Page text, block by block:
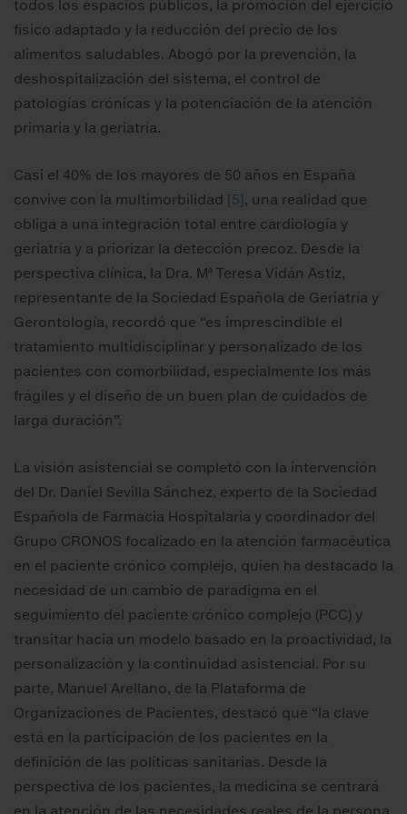
todos los espacios públicos, la promoción del ejercicio
físico adaptado y la reducción del precio de los
alimentos saludables. Abogó por la prevención, la
deshospitalización del sistema, el control de
patologías crónicas y la potenciación de la atención
primaria y la geriatría.
Casi el 40% de los mayores de 50 años en España
convive con la multimorbilidad [5] , una realidad que
obliga a una integración total entre cardiología y
geriatría y a priorizar la detección precoz. Desde la
perspectiva clínica, la Dra. Mª Teresa Vidán Astiz,
representante de la Sociedad Española de Geriatría y
Gerontología, recordó que “es imprescindible el
tratamiento multidisciplinar y personalizado de los
pacientes con comorbilidad, especialmente los más
frágiles y el diseño de un buen plan de cuidados de
larga duración”.
La visión asistencial se completó con la intervención
del Dr. Daniel Sevilla Sánchez, experto de la Sociedad
Española de Farmacia Hospitalaria y coordinador del
Grupo CRONOS focalizado en la atención farmacéutica
en el paciente crónico complejo, quien ha destacado la
necesidad de un cambio de paradigma en el
seguimiento del paciente crónico complejo (PCC) y
transitar hacia un modelo basado en la proactividad, la
personalización y la continuidad asistencial. Por su
parte, Manuel Arellano, de la Plataforma de
Organizaciones de Pacientes, destacó que “la clave
está en la participación de los pacientes en la
definición de las políticas sanitarias. Desde la
perspectiva de los pacientes, la medicina se centrará